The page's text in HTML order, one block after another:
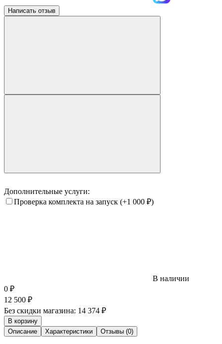
Написать отзыв
Дополнительные услуги:
Проверка комплекта на запуск (+1 000 ₽)
В наличии
0 ₽
12 500 ₽
Без скидки магазина: 14 374 ₽
В корзину
Описание
Характеристики Отзывы (0)